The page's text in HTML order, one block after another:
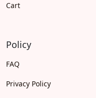
Cart
Policy
FAQ
Privacy Policy